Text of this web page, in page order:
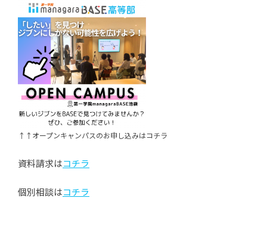
↑↑オープンキャンパスのお申し込みはコチラ
資料請求はコチラ
個別相談はコチラ